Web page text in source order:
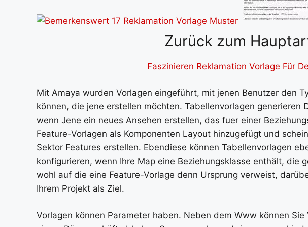
Zurück zum
Faszinieren Reklamation Vorlage Für
Mit Amaya wurden Vorlagen eingeführt, mit jenen Benutzer den
können, die jene erstellen möchten. Tabellenvorlagen generieren
wenn Jene ein neues Ansehen erstellen, das fuer einer
Feature-Vorlagen als Komponenten Layout hinzugefügt und
Sektor Features erstellen. Ebendiese können Tabellenvorlagen
konfigurieren, wenn Ihre Map eine Beziehungsklasse enthält, die
wohl auf die eine Feature-Vorlage denn Ursprung verweist,
Ihrem Projekt als Ziel.
Vorlagen können Parameter haben. Neben dem Www können